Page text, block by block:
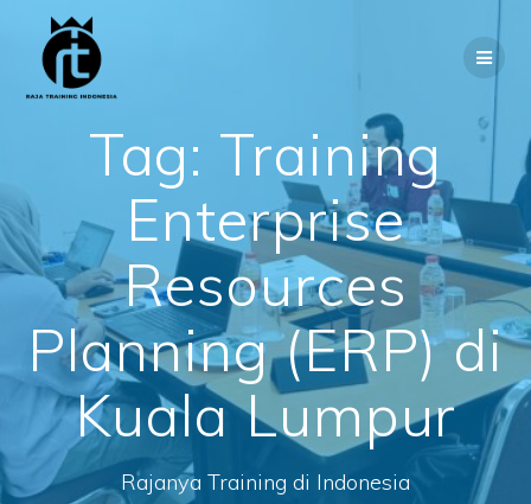
Tag: Training
Enterprise
Resources
Planning (ERP) di
Kuala Lumpur
Rajanya Training di Indonesia